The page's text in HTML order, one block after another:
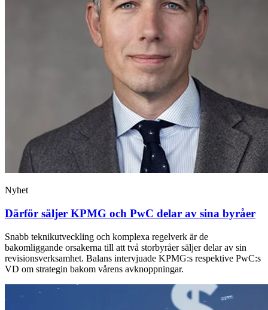
Nyhet
Därför säljer KPMG och PwC delar av sina byråer
Snabb teknikutveckling och komplexa regelverk är de
bakomliggande orsakerna till att två storbyråer säljer delar av sin
revisionsverksamhet. Balans intervjuade KPMG:s respektive PwC:s
VD om strategin bakom vårens avknoppningar.